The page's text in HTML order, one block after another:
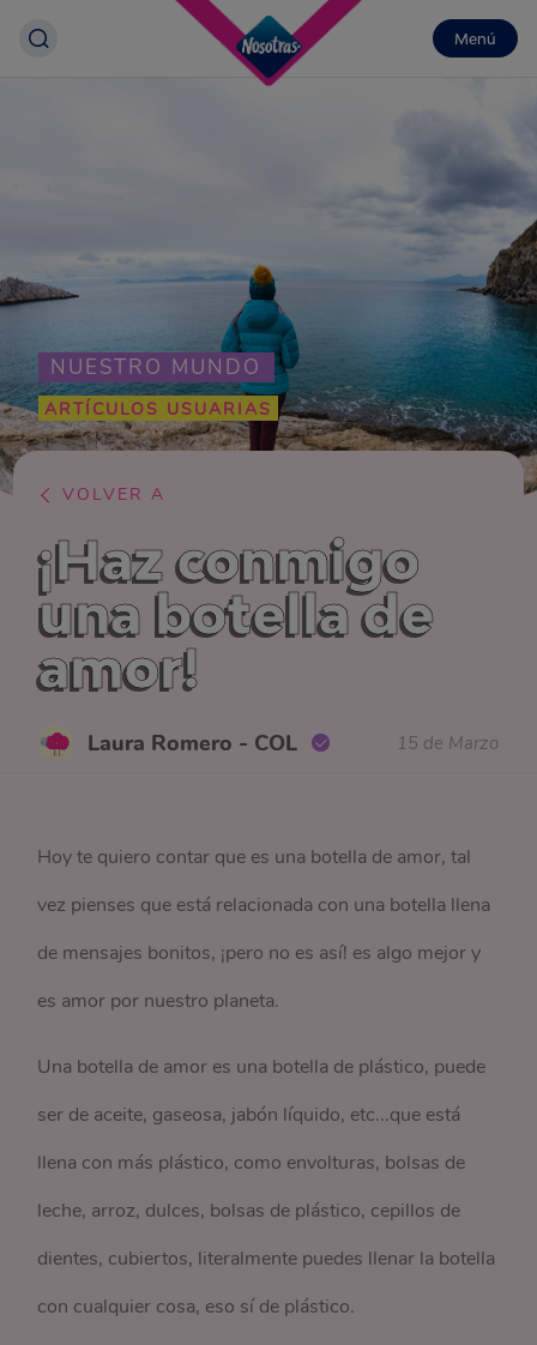
Menú
NUESTRO MUNDO
ARTÍCULOS USUARIAS
VOLVER A
¡Haz conmigo
una botella de
amor!
Laura Romero - COL 15 de Marzo
Hoy te quiero contar que es una botella de amor, tal
vez pienses que está relacionada con una botella llena
de mensajes bonitos, ¡pero no es así! es algo mejor y
es amor por nuestro planeta.
Una botella de amor es una botella de plástico, puede
ser de aceite, gaseosa, jabón líquido, etc...que está
llena con más plástico, como envolturas, bolsas de
leche, arroz, dulces, bolsas de plástico, cepillos de
dientes, cubiertos, literalmente puedes llenar la botella
con cualquier cosa, eso sí de plástico.